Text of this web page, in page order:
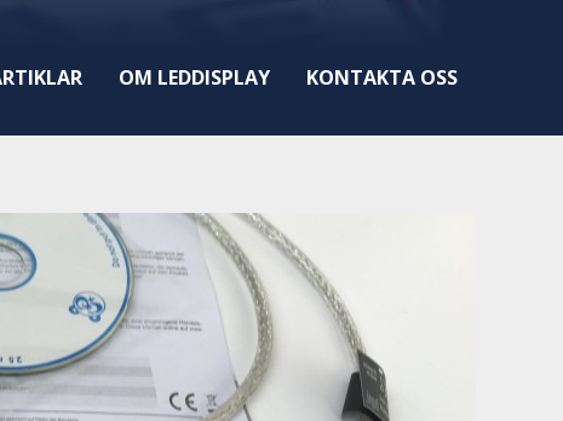
OM LEDDISPLAY KONTAKTA OSS